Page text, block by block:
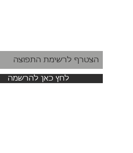
לחץ כאן להרשמה